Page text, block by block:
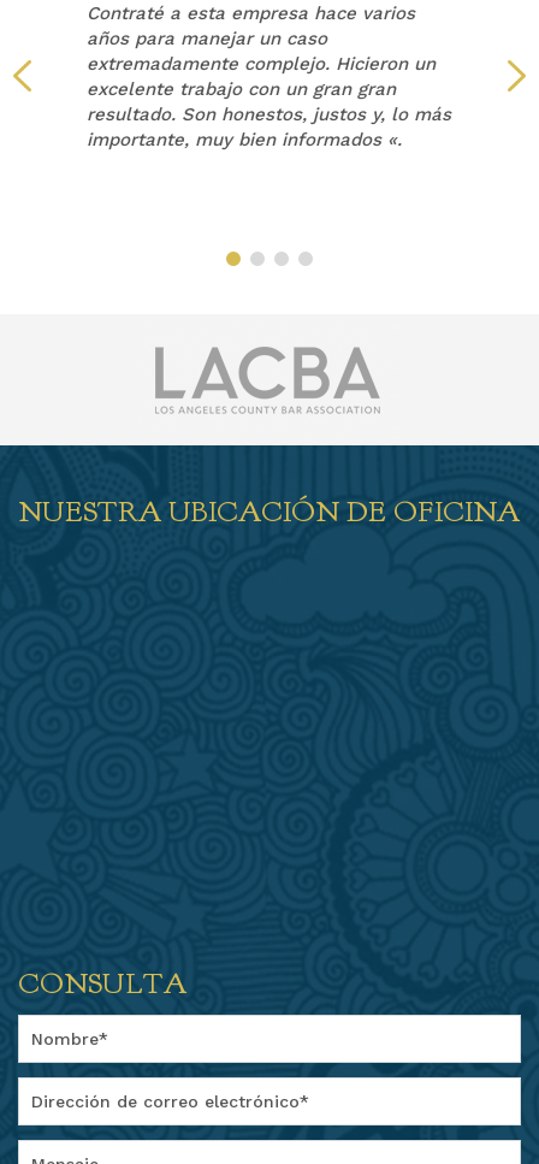
Contraté a esta empresa hace varios
años para manejar un caso
extremadamente complejo. Hicieron un
excelente trabajo con un gran gran
resultado. Son honestos, justos y, lo más
importante, muy bien informados «.
NUESTRA UBICACIÓN DE OFICINA
CONSULTA